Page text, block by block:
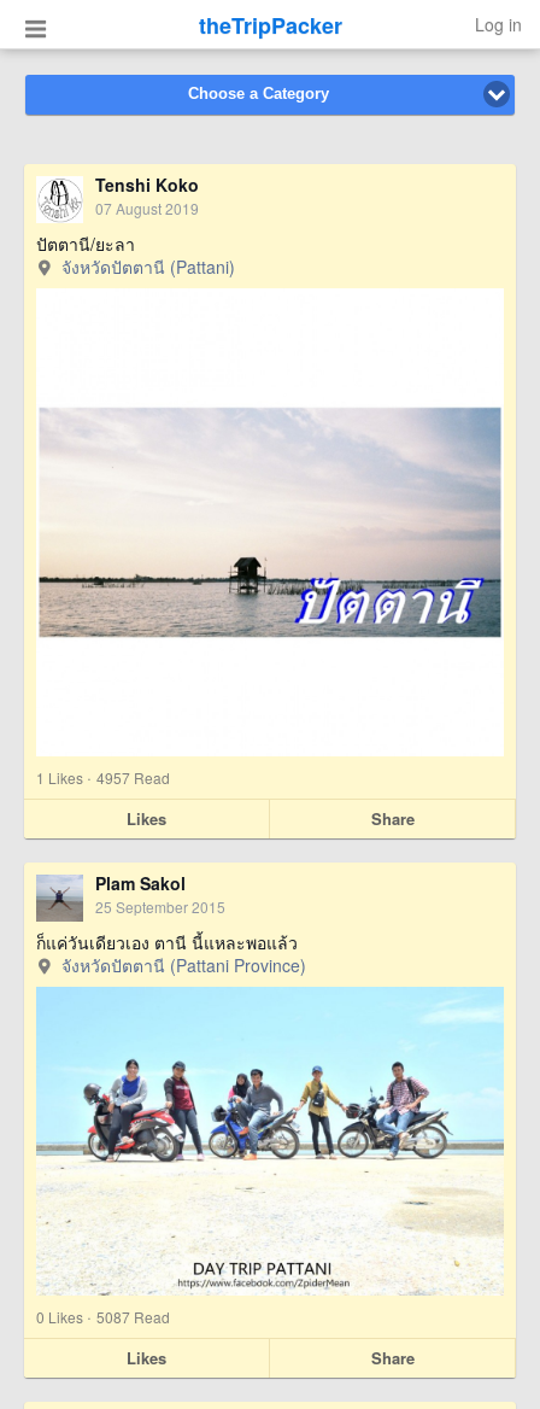
theTripPacker Log in
Choose a Category
Tenshi Koko
07 August 2019
ปัตตานี/ยะลา
จังหวัดปัตตานี (Pattani)
1 Likes · 4957 Read
Likes Share
Plam Sakol
25 September 2015
ก็แค่วันเดียวเอง ตานี นี้แหละพอแล้ว
จังหวัดปัตตานี (Pattani Province)
0 Likes · 5087 Read
Likes Share